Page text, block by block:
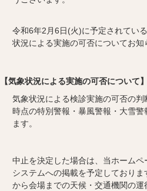
令和6年2月6日(火)に予定されてい
状況による実施の可否についてお知
【気象状況による実施の可否について】
気象状況による検診実施の可否の
時点の特別警報・暴風警報・大雪警
ます。
中止を決定した場合は、当ホーム
システムへの掲載を予定しており
から会場までの天候・交通機関の